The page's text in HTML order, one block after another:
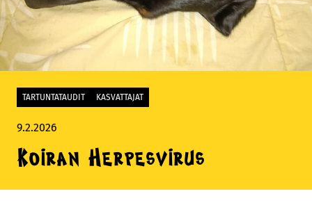
TARTUNTATAUDIT KASVATTAJAT
9.2.2026
Koiran Herpesvirus